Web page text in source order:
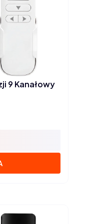
9 Kanałowy